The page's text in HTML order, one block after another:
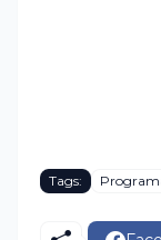
Tags: